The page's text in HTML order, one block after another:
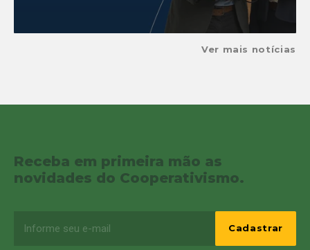
Ver mais notícias
Receba em primeira mão as
novidades do Cooperativismo.